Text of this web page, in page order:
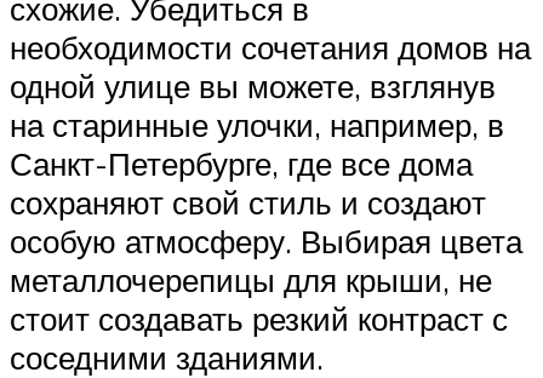
схожие. Убедиться в
необходимости сочетания домов на
одной улице вы можете, взглянув
на старинные улочки, например, в
Санкт-Петербурге, где все дома
сохраняют свой стиль и создают
особую атмосферу. Выбирая цвета
металлочерепицы для крыши, не
стоит создавать резкий контраст с
соседними зданиями.